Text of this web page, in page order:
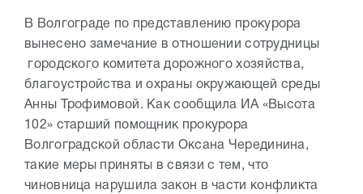
В Волгограде по представлению прокурора
вынесено замечание в отношении сотрудницы
городского комитета дорожного хозяйства,
благоустройства и охраны окружающей среды
Анны Трофимовой. Как сообщила ИА «Высота
102» старший помощник прокурора
Волгоградской области Оксана Черединина,
такие меры приняты в связи с тем, что
чиновница нарушила закон в части конфликта